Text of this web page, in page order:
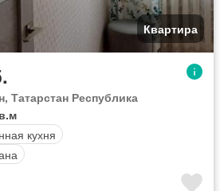
Квартира
Татарстан Республика
кухня